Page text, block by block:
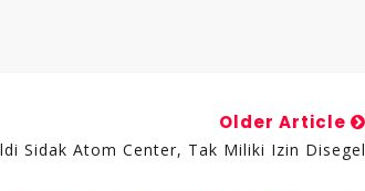
Older Article
Sidak Atom Center, Tak Miliki Izin Disegel